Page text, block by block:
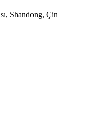
Shandong, Çin